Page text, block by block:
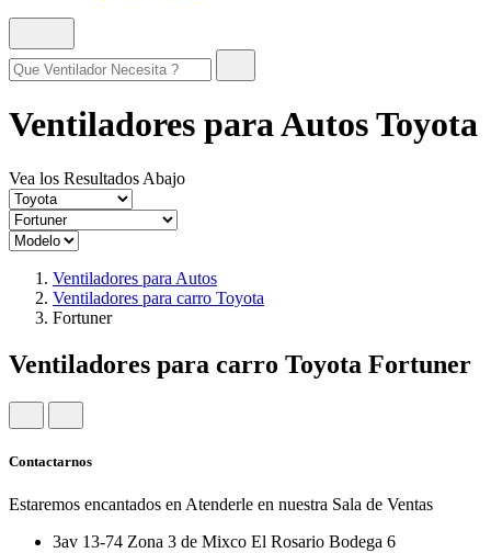
Ventiladores para Autos Toyota
Vea los Resultados Abajo
Ventiladores para Autos
Ventiladores para carro Toyota
Fortuner
Ventiladores para carro Toyota Fortuner
Contactarnos
Estaremos encantados en Atenderle en nuestra Sala de Ventas
3av 13-74 Zona 3 de Mixco El Rosario Bodega 6